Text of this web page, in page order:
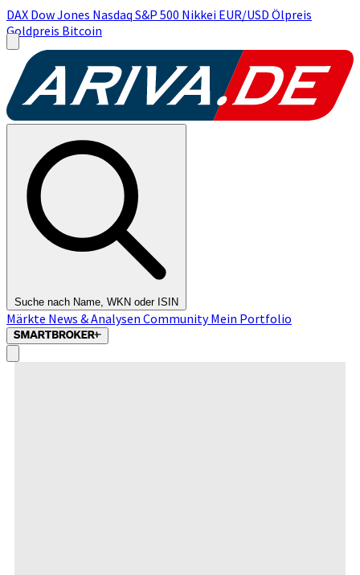
DAX Dow Jones Nasdaq S&P 500 Nikkei EUR/USD Ölpreis
Goldpreis Bitcoin
Suche nach Name, WKN oder ISIN
Märkte News & Analysen CommunityMein Portfolio